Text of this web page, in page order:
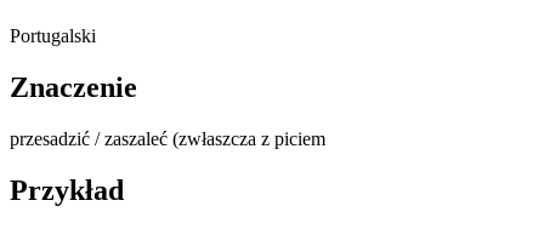
Portugalski
Znaczenie
przesadzić / zaszaleć (zwłaszcza z piciem
Przykład